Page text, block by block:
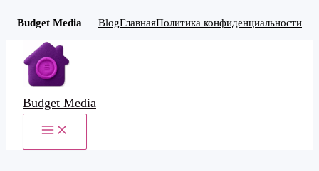
Budget Media BlogГлавнаяПолитика конфиденциальности
Перейти
содержимому
Budget Media
MAIN